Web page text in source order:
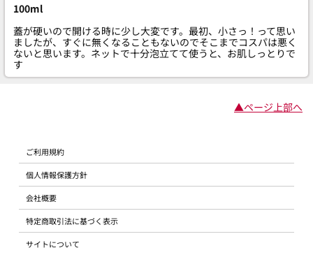
100ml
蓋が硬いので開ける時に少し大変です。最初、小さっ！って思い
ましたが、すぐに無くなることもないのでそこまでコスパは悪く
ないと思います。ネットで十分泡立てて使うと、お肌しっとりで
す
▲ページ上部へ
ご利用規約
個人情報保護方針
会社概要
特定商取引法に基づく表示
サイトについて